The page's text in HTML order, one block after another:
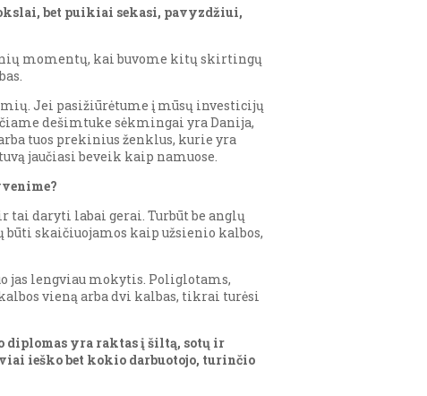
bet puikiai sekasi, pavyzdžiui,
momentų, kai buvome kitų skirtingų
Jei pasižiūrėtume į mūsų investicijų
dešimtuke sėkmingai yra Danija,
tuos prekinius ženklus, kurie yra
jaučiasi beveik kaip namuose.
daryti labai gerai. Turbūt be anglų
būti skaičiuojamos kaip užsienio kalbos,
jas lengviau mokytis. Poliglotams,
vieną arba dvi kalbas, tikrai turėsi
diplomas yra raktas į šiltą, sotų ir
ieško bet kokio darbuotojo, turinčio